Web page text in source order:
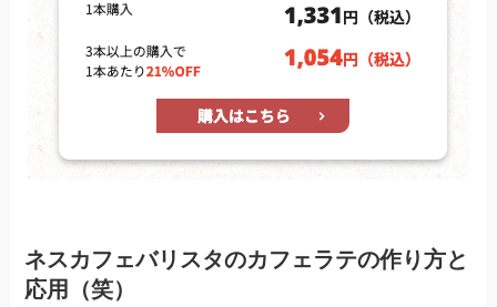
ネスカフェバリスタのカフェラテの作り方と
応用（笑）